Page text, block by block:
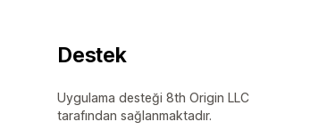
Destek
Uygulama desteği 8th Origin LLC
tarafından sağlanmaktadır.